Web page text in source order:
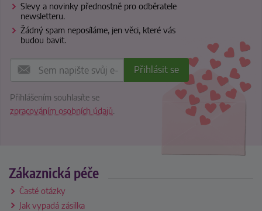
Slevy a novinky přednostně pro odběratele
newsletteru.
Žádný spam neposíláme, jen věci, které vás
budou bavit.
Přihlášením souhlasíte se
zpracováním osobních údajů.
Zákaznická péče
Časté otázky
Jak vypadá zásilka